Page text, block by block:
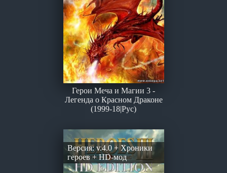
Герои Меча и Магии 3 -
Легенда о Красном Драконе
(1999-18|Рус)
Версия: v.4.0 + Хроники
героев + HD-мод